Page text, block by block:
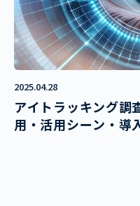
2025.04.28
アイトラッキング調
用・活用シーン・導